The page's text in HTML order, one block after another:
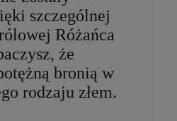
szczególnej
Różańca
że
bronią w
rodzaju złem.